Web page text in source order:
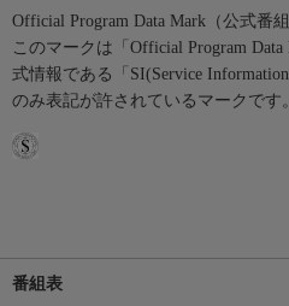
Official Program Data Mark（公式番
このマークは「Official Program
式情報である「SI(Service
のみ表記が許されているマークです。
番組表